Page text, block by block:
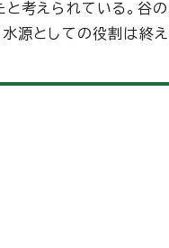
考えられている。谷
源としての役割は終